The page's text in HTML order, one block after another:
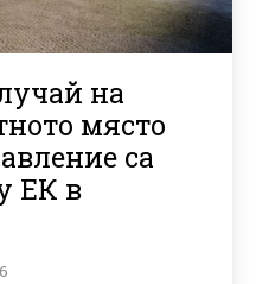
на
място
са
ЕК в